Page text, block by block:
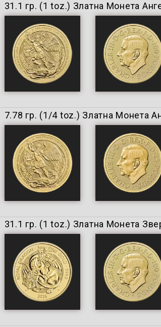
31.1 гр. (1 toz.) Златна Монета
7.78 гр. (1/4 toz.) Златна Монета
31.1 гр. (1 toz.) Златна Монета